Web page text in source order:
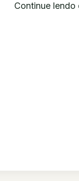
Continue